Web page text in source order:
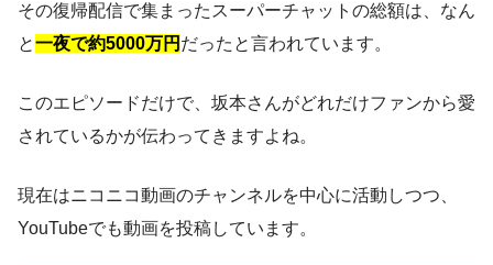
その復帰配信で集まったスーパーチャットの総額は、なん
と一夜で約5000万円 だったと言われています。
このエピソードだけで、坂本さんがどれだけファンから愛
されているかが伝わってきますよね。
現在はニコニコ動画のチャンネルを中心に活動しつつ、
YouTubeでも動画を投稿しています。